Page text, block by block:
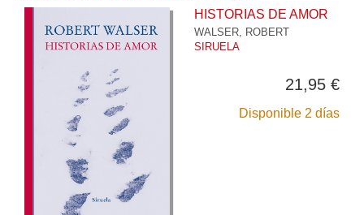
HISTORIAS DE AMOR
WALSER, ROBERT
SIRUELA
21,95 €
Disponible 2 días